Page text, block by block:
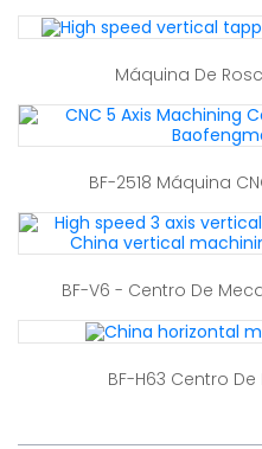
Máquina De
BF-2518 Máquina
BF-V6 - Centro De
BF-H63 Centro